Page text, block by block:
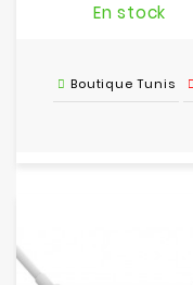
En stock
Boutique Tunis